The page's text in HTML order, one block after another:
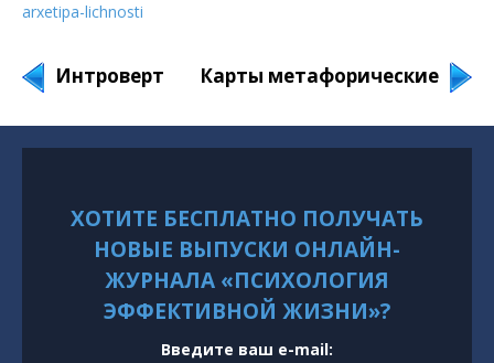
arxetipa-lichnosti
Интроверт Карты метафорические
ХОТИТЕ БЕСПЛАТНО ПОЛУЧАТЬ
НОВЫЕ ВЫПУСКИ ОНЛАЙН-
ЖУРНАЛА «ПСИХОЛОГИЯ
ЭФФЕКТИВНОЙ ЖИЗНИ»?
Введите ваш e-mail: